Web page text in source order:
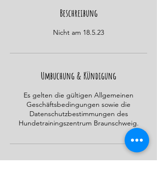
Beschreibung
Nicht am 18.5.23
Umbuchung & Kündigung
Es gelten die gültigen Allgemeinen
Geschäftsbedingungen sowie die
Datenschutzbestimmungen des
Hundetrainingszentrum Braunschweig.